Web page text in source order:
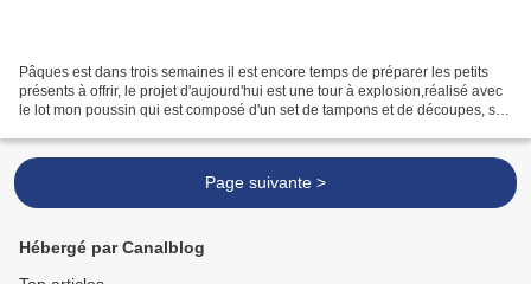
Pâques est dans trois semaines il est encore temps de préparer les petits
présents à offrir, le projet d'aujourd'hui est une tour à explosion,réalisé avec
le lot mon poussin qui est composé d'un set de tampons et de découpes, si
Page suivante >
Hébergé par Canalblog